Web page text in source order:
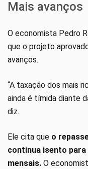
Mais avanços
O economista Pedro
que o projeto
avanços.
“A taxação dos mais
ainda é tímida diante
diz.
Ele cita que o
continua isento para
mensais. O